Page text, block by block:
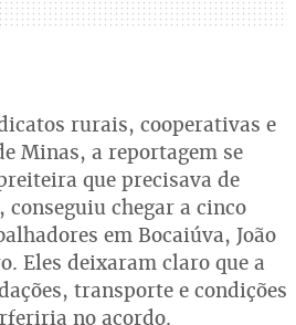
rurais, cooperativas e
Minas, a reportagem se
que precisava de
chegar a cinco
em Bocaiúva, João
Eles deixaram claro que a
transporte e condições
no acordo.